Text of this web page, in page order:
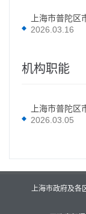
2026.03.16
机构职能
上海市普陀
2026.03.05
上海市政府及各